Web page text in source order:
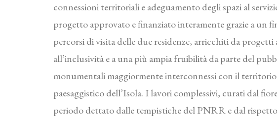
connessioni territoriali e adeguamento degli spazi al
progetto approvato e finanziato interamente grazie a un
percorsi di visita delle due residenze, arricchiti da
all’inclusività e a una più ampia fruibilità da parte del
monumentali maggiormente interconnessi con il
paesaggistico dell’Isola. I lavori complessivi, curati dal
periodo dettato dalle tempistiche del PNRR e dal